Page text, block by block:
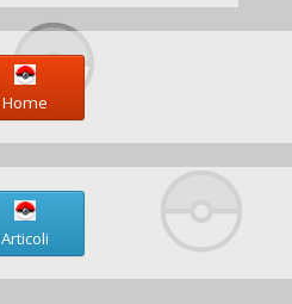
Home
Articoli